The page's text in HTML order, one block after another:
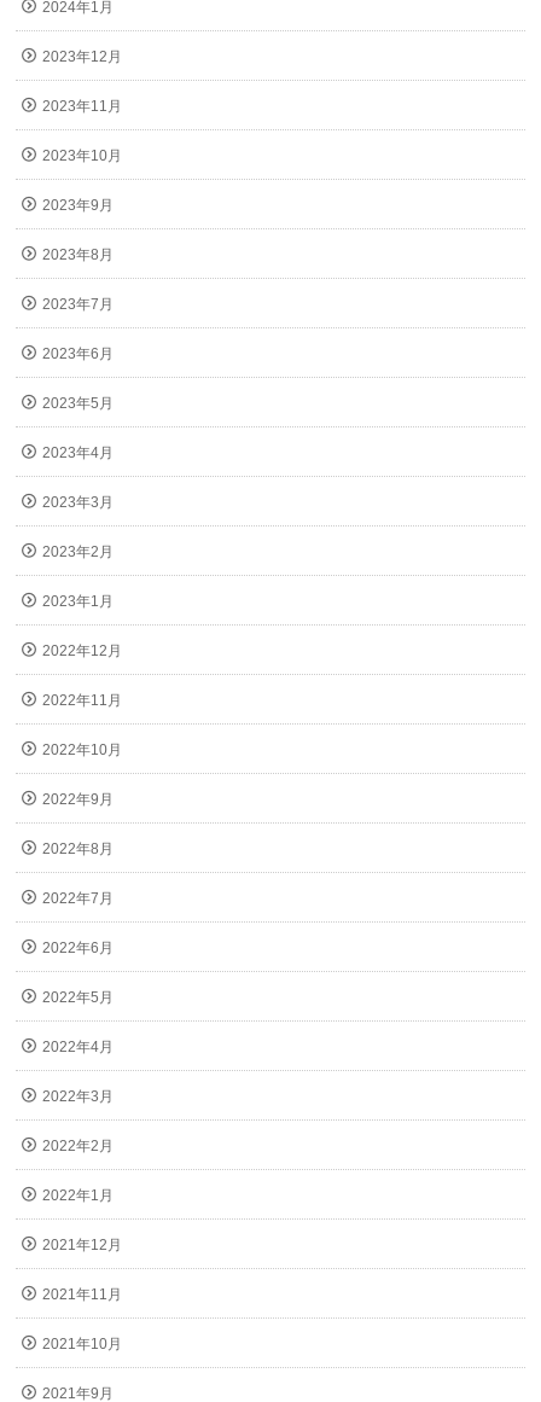
2024年1月
2023年12月
2023年11月
2023年10月
2023年9月
2023年8月
2023年7月
2023年6月
2023年5月
2023年4月
2023年3月
2023年2月
2023年1月
2022年12月
2022年11月
2022年10月
2022年9月
2022年8月
2022年7月
2022年6月
2022年5月
2022年4月
2022年3月
2022年2月
2022年1月
2021年12月
2021年11月
2021年10月
2021年9月